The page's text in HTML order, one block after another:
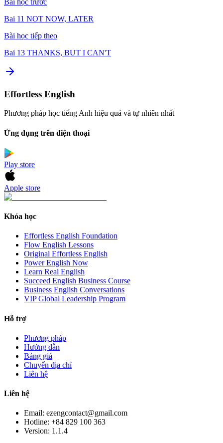
Bai 11 NOT NOW, LATER
Bài học tiếp theo
Bai 13 THANKS, BUT I CAN'T
Effortless English
Phương pháp học tiếng Anh hiệu quả và tự nhiên nhất
Ứng dụng trên điện thoại
Play store
Apple store
Khóa học
Effortless English Foundation
Flow English Lessons
Original Effortless English
Power English Now
Learn Real English
Succeed English Business Course
Business English Conversations
VIP Global Leadership Program
Hỗ trợ
Phương pháp
Hướng dẫn
Bảng giá
Chuyển địa chỉ
Liên hệ
Liên hệ
Email: ezengcontact@gmail.com
Hotline: +84 829 100 363
Version: 1.1.4